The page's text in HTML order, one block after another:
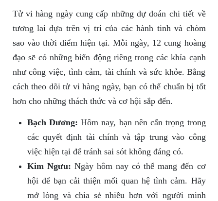
Tử vi hàng ngày cung cấp những dự đoán chi tiết về
tương lai dựa trên vị trí của các hành tinh và chòm
sao vào thời điểm hiện tại. Mỗi ngày, 12 cung hoàng
đạo sẽ có những biến động riêng trong các khía cạnh
như công việc, tình cảm, tài chính và sức khỏe. Bằng
cách theo dõi tử vi hàng ngày, bạn có thể chuẩn bị tốt
hơn cho những thách thức và cơ hội sắp đến.
Bạch Dương: Hôm nay, bạn nên cẩn trọng trong
các quyết định tài chính và tập trung vào công
việc hiện tại để tránh sai sót không đáng có.
Kim Ngưu: Ngày hôm nay có thể mang đến cơ
hội để bạn cải thiện mối quan hệ tình cảm. Hãy
mở lòng và chia sẻ nhiều hơn với người mình